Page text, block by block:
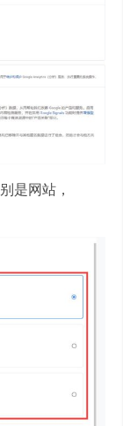
是网站，